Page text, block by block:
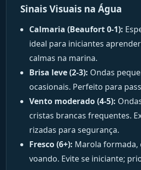
Sinais Visuais na Água
Calmaria (Beaufort 0-1):
ideal para iniciantes
calmas na marina.
Brisa leve (2-3): Ondas
ocasionais. Perfeito para
Vento moderado (4-5):
cristas brancas frequentes.
rizadas para segurança.
Fresco (6+): Marola formada,
voando. Evite se iniciante;